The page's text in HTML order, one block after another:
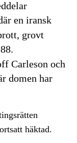
en iransk
grovt
Carleson och
domen har
häktad.